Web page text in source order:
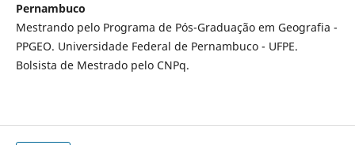
Pernambuco
Mestrando pelo Programa de Pós-Graduação em Geografia -
PPGEO. Universidade Federal de Pernambuco - UFPE.
Bolsista de Mestrado pelo CNPq.